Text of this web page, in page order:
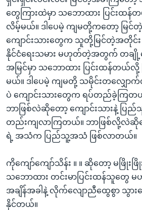
တွေကြားထဲမှာ သဘောထား ပြင်းထန်တ
လိမ့်မယ်။ ဒါပေမဲ့ ကျမတို့ကတော့ မြင်တဲ့
ကျောင်းသားတွေက သူတို့မြင်တဲ့အတိုင်း
နိုင်ငံရေးသမား မဟုတ်တဲ့အတွက် တချို့န
အမြင်မှာ သဘောထား ပြင်းထန်တယ်လို့
မယ်။ ဒါပေမဲ့ ကျမတို့ သမိုင်းတလျှော
ပဲ ကျောင်းသားတွေက ရပ်တည်ခဲ့ကြတ
ဘာဖြစ်လဲဆိုတော့ ကျောင်းသားနဲ့ ပ
တည်းကျလာကြတယ်။ ဘာဖြစ်လို့လဲဆိုတ
ရဲ့ အသံက ပြည်သူ့အသံ ဖြစ်လာတယ်။
ကိုကျော်ကျော်သိန်း ။ ။ ဆိုတော့ မဖြိုး
သဘောထား တင်းမာပြင်းထန်သူတွေ
အချိန်အခါနဲ့ လိုက်လျောညီထွေစွာ သွား
နိုင်တယ်။